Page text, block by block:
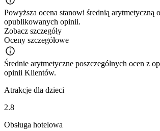
Powyższa ocena stanowi średnią arytmetyczną
opublikowanych opinii.
Zobacz szczegóły
Oceny szczegółowe
Średnie arytmetyczne poszczególnych ocen z
opinii Klientów.
Atrakcje dla dzieci
2.8
Obsługa hotelowa